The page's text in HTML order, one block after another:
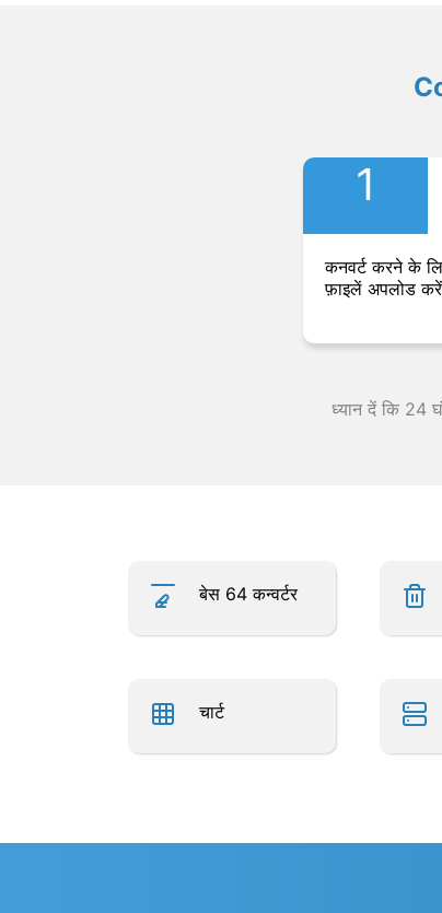
1
कनवर्ट करने के
फ़ाइलें अपलोड
ध्यान दें कि 24
बेस 64 कन्वर्टर
चार्ट